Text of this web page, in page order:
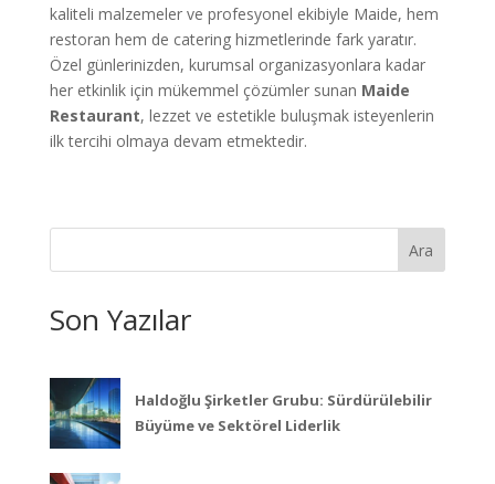
kaliteli malzemeler ve profesyonel ekibiyle Maide, hem
restoran hem de catering hizmetlerinde fark yaratır.
Özel günlerinizden, kurumsal organizasyonlara kadar
her etkinlik için mükemmel çözümler sunan Maide
Restaurant, lezzet ve estetikle buluşmak isteyenlerin
ilk tercihi olmaya devam etmektedir.
Ara
Son Yazılar
Haldoğlu Şirketler Grubu: Sürdürülebilir
Büyüme ve Sektörel Liderlik